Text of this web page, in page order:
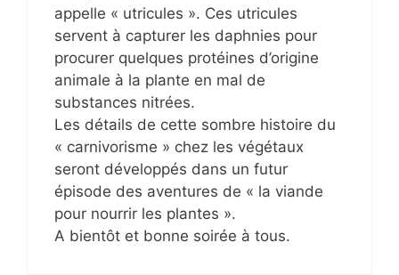
appelle « utricules ». Ces utricules
servent à capturer les daphnies pour
procurer quelques protéines d’origine
animale à la plante en mal de
substances nitrées.
Les détails de cette sombre histoire du
« carnivorisme » chez les végétaux
seront développés dans un futur
épisode des aventures de « la viande
pour nourrir les plantes ».
A bientôt et bonne soirée à tous.